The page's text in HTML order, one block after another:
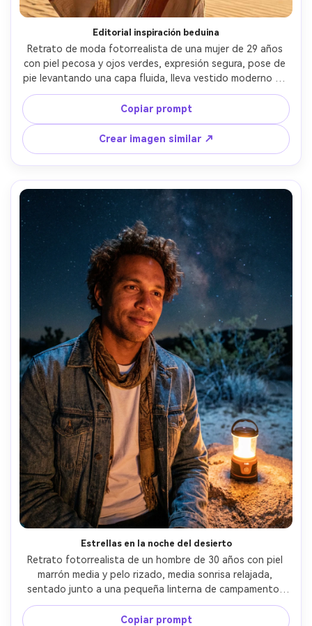
Editorial inspiración beduina
Retrato de moda fotorrealista de una mujer de 29 años
con piel pecosa y ojos verdes, expresión segura, pose de
pie levantando una capa fluida, lleva vestido moderno de
inspiración beduina en capas beige y óxido, pañuelo de
cabeza estampado, dunas vastas y montañas distantes,
luz dorada de última hora de la tarde con fuerte rímel y
sombras largas, Fujifilm GFX 100S, 110mm f/2,
composición vertical de cuerpo entero, enmarcado
centrado, moda editorial de alto nivel, trama de tela
realista, enfoque nítido, alta resolución --ar 4:5
Copiar prompt
Crear imagen similar ↗
Estrellas en la noche del desierto
Retrato fotorrealista de un hombre de 30 años con piel
marrón media y pelo rizado, media sonrisa relajada,
sentado junto a una pequeña linterna de campamento,
lleva chaqueta vaquera sobre camiseta blanca y pañuelo
estampado, cielo desértico lleno de estrellas y tenue Vía
Copiar prompt